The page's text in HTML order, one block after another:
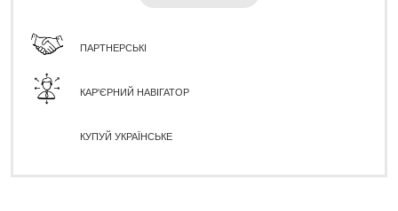
ПАРТНЕРСЬКІ
КАР'ЄРНИЙ НАВІГАТОР
КУПУЙ УКРАЇНСЬКЕ